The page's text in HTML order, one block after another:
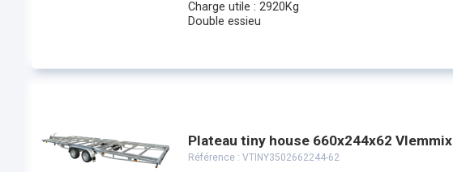
Charge utile : 2920Kg
Double essieu
Plateau tiny house 660x244x62 Vlemmix
Référence : VTINY3502662244-62